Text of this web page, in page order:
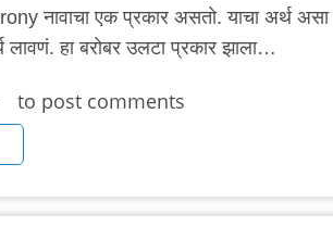
नावाचा एक प्रकार असतो. याचा अर्थ असा
हा बरोबर उलटा प्रकार झाला…
to post comments